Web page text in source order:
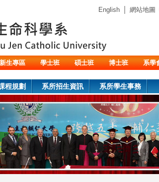
English 網站地圖
新生專區 學士班 碩士班 博士班 系學
程規劃 系所招生資訊 系所學生事務